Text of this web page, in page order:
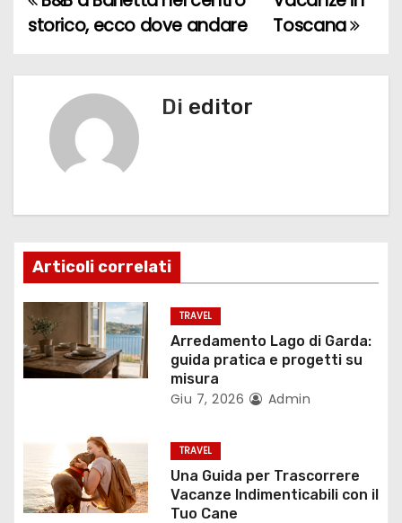
N
v
i
o
n
e
t
Toscana
storico, ecco dove andare
Di editor
Articoli correlati
TRAVEL
Arredamento Lago di Garda:
guida pratica e progetti su
misura
Giu 7, 2026 Admin
TRAVEL
Una Guida per Trascorrere
Vacanze Indimenticabili con il
Tuo Cane